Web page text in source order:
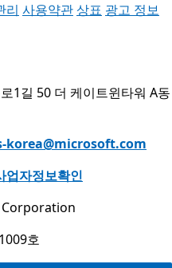
리 사용약관상표 광고 정보
1길 50 더 케이트윈타워 A동
korea@microsoft.com
업자정보확인
Corporation
호